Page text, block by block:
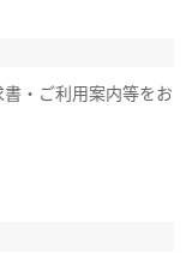
・ご利用案内等をお